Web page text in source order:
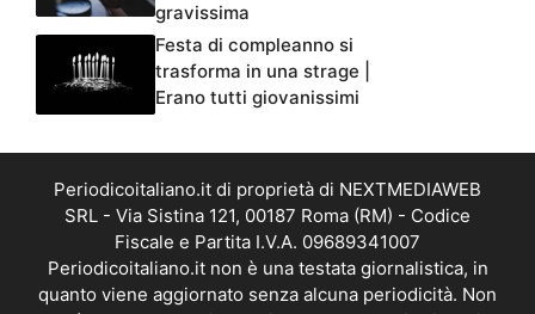
gravissima
Festa di compleanno si
trasforma in una strage |
Erano tutti giovanissimi
Periodicoitaliano.it di proprietà di NEXTMEDIAWEB
SRL - Via Sistina 121, 00187 Roma (RM) - Codice
Fiscale e Partita I.V.A. 09689341007
Periodicoitaliano.it non è una testata giornalistica, in
quanto viene aggiornato senza alcuna periodicità. Non